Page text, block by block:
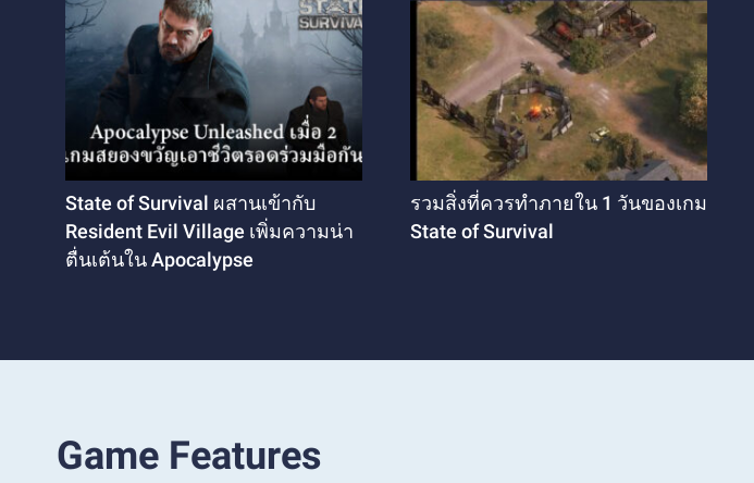
State of Survival ผสานเข้ากับ
Resident Evil Village เพิ่มความน่า
ตื่นเต้นใน Apocalypse
รวมสิ่งที่ควรทำภายใน 1 วันของเกม
State of Survival
Game Features